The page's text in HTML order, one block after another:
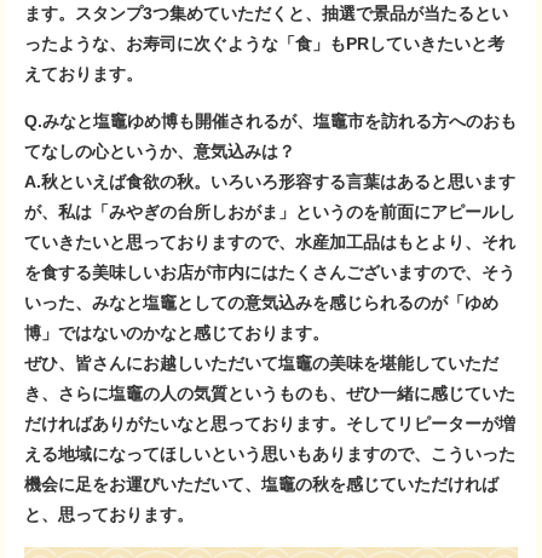
ます。スタンプ3つ集めていただくと、抽選で景品が当たるとい
ったような、お寿司に次ぐような「食」もPRしていきたいと考
えております。
Q.みなと塩竈ゆめ博も開催されるが、塩竈市を訪れる方へのおも
てなしの心というか、意気込みは？
A.秋といえば食欲の秋。いろいろ形容する言葉はあると思います
が、私は「みやぎの台所しおがま」というのを前面にアピールし
ていきたいと思っておりますので、水産加工品はもとより、それ
を食する美味しいお店が市内にはたくさんございますので、そう
いった、みなと塩竈としての意気込みを感じられるのが「ゆめ
博」ではないのかなと感じております。
ぜひ、皆さんにお越しいただいて塩竈の美味を堪能していただ
き、さらに塩竈の人の気質というものも、ぜひ一緒に感じていた
だければありがたいなと思っております。そしてリピーターが増
える地域になってほしいという思いもありますので、こういった
機会に足をお運びいただいて、塩竈の秋を感じていただければ
と、思っております。